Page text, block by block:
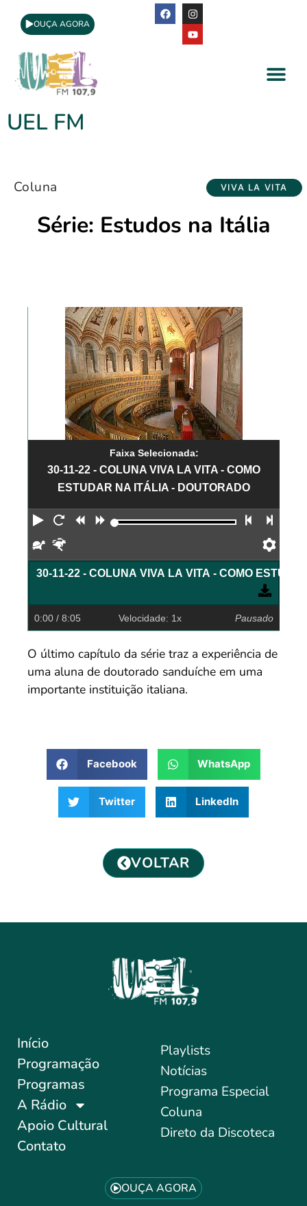
OUÇA AGORA
UEL FM
Coluna VIVA LA VITA
Série: Estudos na Itália
Faixa Selecionada:
30-11-22 - COLUNA VIVA LA VITA - COMO
ESTUDAR NA ITÁLIA - DOUTORADO
Reproduzir
Reiniciar
Retroceder
Avançar Faixa
Devagar
30-11-22 - COLUNA VIVA LA VITA - COMO
0:00 / 8:05 Velocidade: 1x Pausado
O último capítulo da série traz a experiência de
uma aluna de doutorado sanduíche em uma
importante instituição italiana.
Facebook WhatsApp
Twitter LinkedIn
VOLTAR
Início
Programação
Programas
A Rádio
Apoio Cultural
Contato
Playlists
Notícias
Programa Especial
Coluna
Direto da Discoteca
OUÇA AGORA